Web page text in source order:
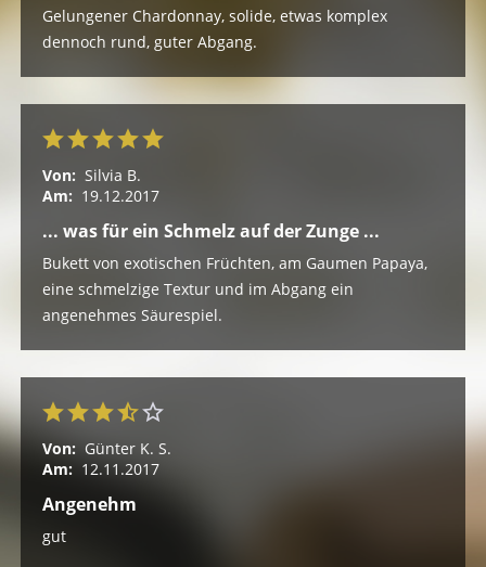
Gelungener Chardonnay, solide, etwas komplex
dennoch rund, guter Abgang.
Von: Silvia B.
Am: 19.12.2017
... was für ein Schmelz auf der Zunge ...
Bukett von exotischen Früchten, am Gaumen Papaya,
eine schmelzige Textur und im Abgang ein
angenehmes Säurespiel.
Von: Günter K. S.
Am: 12.11.2017
Angenehm
gut